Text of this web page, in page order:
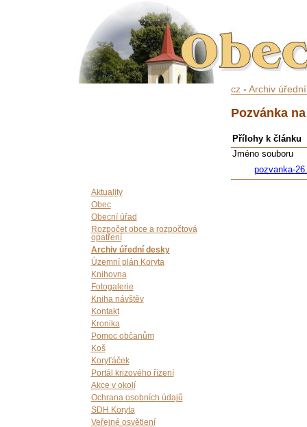
Aktuality
Obec
Obecní úřad
Rozpočet obce a rozpočtová
opatření
Archiv úřední desky
Územní plán Koryta
Knihovna
Fotogalerie
Kniha návštěv
Kontakt
Kronika
Pomoc občanům
Koš
Koryťáček
Portál krizového řízení
Akce v okolí
Ochrana osobních údajů
SDH Koryta
Veřejné osvětlení
cz- Archiv
Pozvánka
Přílohy k článku
Jméno souboru
pozvanka-